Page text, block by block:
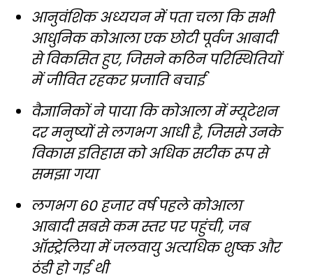
आनुवंशिक अध्ययन में पता चला कि सभी
आधुनिक कोआला एक छोटी पूर्वज आबादी
से विकसित हुए, जिसने कठिन परिस्थितियों
में जीवित रहकर प्रजाति बचाई
वैज्ञानिकों ने पाया कि कोआला में म्यूटेशन
दर मनुष्यों से लगभग आधी है, जिससे उनके
विकास इतिहास को अधिक सटीक रूप से
समझा गया
लगभग 60 हजार वर्ष पहले कोआला
आबादी सबसे कम स्तर पर पहुंची, जब
ऑस्ट्रेलिया में जलवायु अत्यधिक शुष्क और
ठंडी हो गई थी